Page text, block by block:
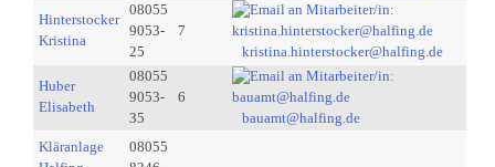
Hinterstocker
Kristina
08055
9053-
25
7
kristina.hinterstocker@halfing.de
Huber
Elisabeth
08055
9053-
35
6
bauamt@halfing.de
Kläranlage
08055